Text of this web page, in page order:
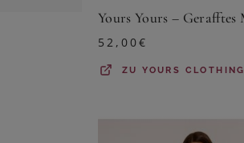
52,00€
ZUYOURS CLOTHING